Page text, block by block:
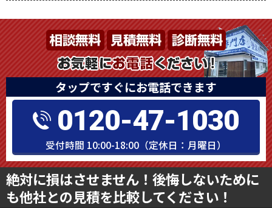
タップですぐにお電話できます
0120-47-1030
受付時間 10:00-18:00（定休日：月曜日）
絶対に損はさせません！後悔しないために
も他社との見積を比較してください！